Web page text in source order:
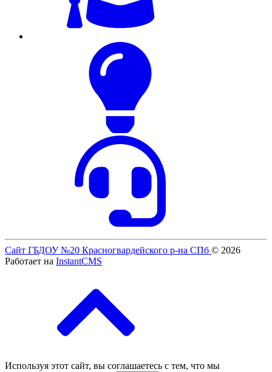
Сайт ГБДОУ №20 Красногвардейского р-на СПб © 2026
Работает на InstantCMS
Используя этот сайт, вы соглашаетесь с тем, что мы